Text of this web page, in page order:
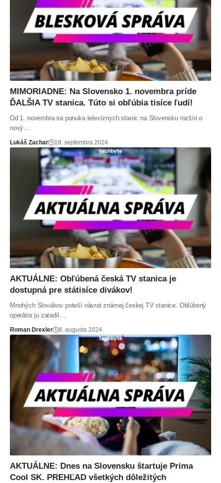
MIMORIADNE: Na Slovensko 1. novembra príde
ĎALŠIA TV stanica. Túto si obľúbia tisíce ľudí!
Od 1. novembra sa ponuka televíznych staníc na Slovensku rozšíri o
nový…
Lukáš Zachar 19. septembra 2024
AKTUÁLNE: Obľúbená česká TV stanica je
dostupná pre státisíce divákov!
Mnohých Slovákov poteší návrat známej českej TV stanice. Obľúbený
operátor ju zaradil…
Roman Drexler 8. augusta 2024
AKTUÁLNE: Dnes na Slovensku štartuje Prima
Cool SK. PREHĽAD všetkých dôležitých